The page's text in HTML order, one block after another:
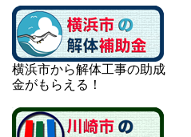
横浜市から解体工事の助成
金がもらえる！